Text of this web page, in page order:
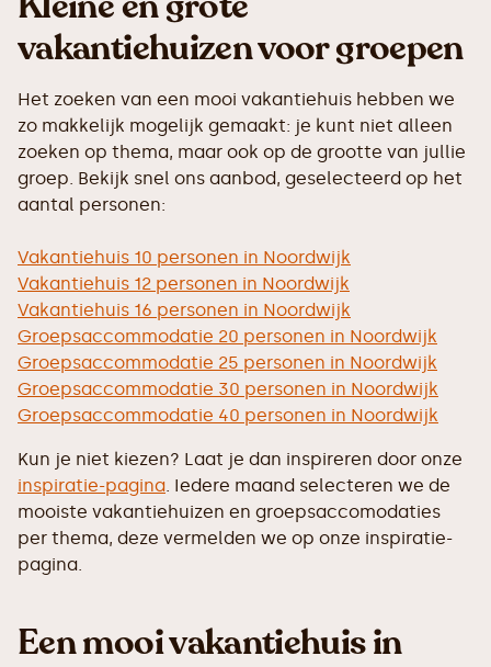
vakantiehuizen voor groepen
Het zoeken van een mooi vakantiehuis hebben we
zo makkelijk mogelijk gemaakt: je kunt niet alleen
zoeken op thema, maar ook op de grootte van jullie
groep. Bekijk snel ons aanbod, geselecteerd op het
aantal personen:
Vakantiehuis 10 personen in Noordwijk
Vakantiehuis 12 personen in Noordwijk
Vakantiehuis 16 personen in Noordwijk
Groepsaccommodatie 20 personen in Noordwijk
Groepsaccommodatie 25 personen in Noordwijk
Groepsaccommodatie 30 personen in Noordwijk
Groepsaccommodatie 40 personen in Noordwijk
Kun je niet kiezen? Laat je dan inspireren door onze
inspiratie-pagina. Iedere maand selecteren we de
mooiste vakantiehuizen en groepsaccomodaties
per thema, deze vermelden we op onze inspiratie-
pagina.
Een mooi vakantiehuis in